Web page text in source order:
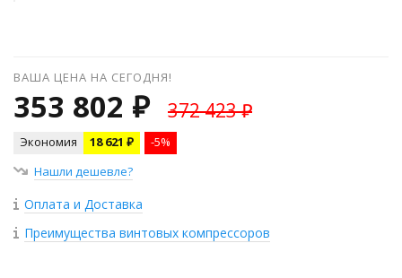
ВАША ЦЕНА НА СЕГОДНЯ!
353 802 ₽ 372 423 ₽
Экономия 18 621 ₽
-5%
Нашли дешевле?
Оплата и Доставка
Преимущества винтовых компрессоров